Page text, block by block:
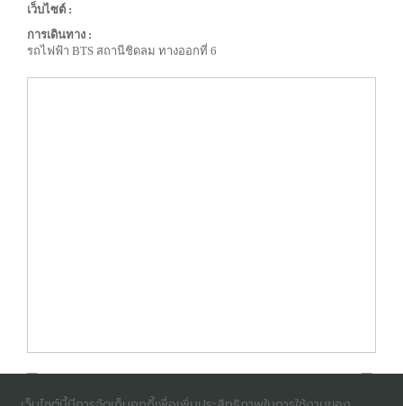
เว็บไซต์ :
การเดินทาง :
รถไฟฟ้า BTS สถานีชิดลม ทางออกที่ 6